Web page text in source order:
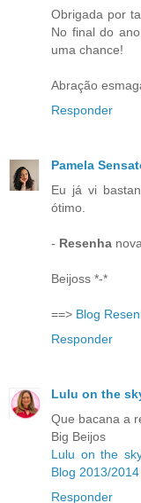
Obrigada por
No final do
uma chance!
Abração
Responder
Pamela
Eu já vi
ótimo.
- Resenha
Beijoss *-*
==> Blog
Responder
Lulu on the
Que bacana a
Big Beijos
Lulu on the
Blog 2013/2014
Responder